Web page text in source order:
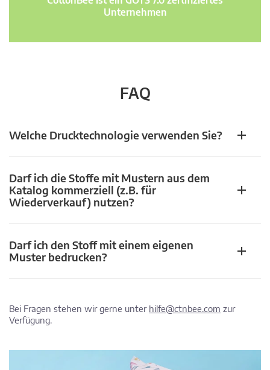
Unternehmen
FAQ
Welche Drucktechnologie verwenden Sie?
Darf ich die Stoffe mit Mustern aus dem
Katalog kommerziell (z.B. für
Wiederverkauf) nutzen?
Darf ich den Stoff mit einem eigenen
Muster bedrucken?
Bei Fragen stehen wir gerne unter hilfe@ctnbee.com zur
Verfügung.